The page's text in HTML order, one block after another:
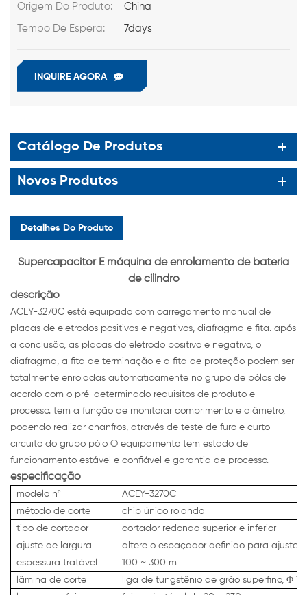
Origem Do Produto: China
Tempo De Espera: 7days
INQUIRE AGORA
Catálogo De Produtos
Novos Produtos
Detalhes Do Produto
Supercapacitor E máquina de enrolamento de bateria
de cilindro
descrição
ACEY-3270C está equipado com carregamento manual de
placas de eletrodos positivos e negativos, diafragma e fita. após
a conclusão, as placas do eletrodo positivo e negativo, o
diafragma, a fita de terminação e a fita de proteção podem ser
totalmente enroladas automaticamente no grupo de pólos de
acordo com o pré-determinado requisitos de produto e
processo. tem a função de monitorar comprimento e diâmetro,
podendo realizar chanfros, através de teste de furo e curto-
circuito do grupo pólo O equipamento tem estado de
funcionamento estável e confiável e garantia de processo.
especificação
modelo nº
ACEY-3270C
método de corte
chip único rolando
tipo de cortador
cortador redondo superior e inferior
ajuste de largura
altere o espaçador definido para ajuste
espessura tratável
100 ~ 300 m
lâmina de corte
liga de tungstênio de grão superfino, Φ